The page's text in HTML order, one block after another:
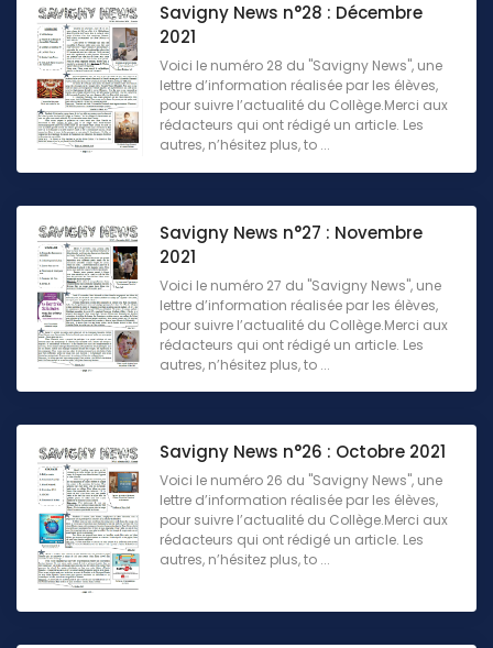
Savigny News n°28 : Décembre
2021
Voici le numéro 28 du "Savigny News", une
lettre d’information réalisée par les élèves,
pour suivre l’actualité du Collège.Merci aux
rédacteurs qui ont rédigé un article. Les
autres, n’hésitez plus, to ...
Savigny News n°27 : Novembre
2021
Voici le numéro 27 du "Savigny News", une
lettre d’information réalisée par les élèves,
pour suivre l’actualité du Collège.Merci aux
rédacteurs qui ont rédigé un article. Les
autres, n’hésitez plus, to ...
Savigny News n°26 : Octobre 2021
Voici le numéro 26 du "Savigny News", une
lettre d’information réalisée par les élèves,
pour suivre l’actualité du Collège.Merci aux
rédacteurs qui ont rédigé un article. Les
autres, n’hésitez plus, to ...